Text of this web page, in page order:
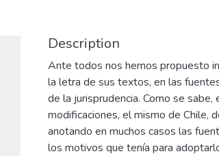
Description
Ante todos nos hemos propuesto
la letra de sus textos, en las
de la jurisprudencia. Como se
modificaciones, el mismo de Chile,
anotando en muchos casos las
los motivos que tenía para